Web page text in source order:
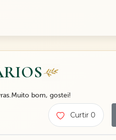
bom, gostei!
Curtir 0